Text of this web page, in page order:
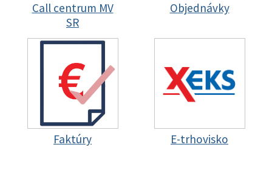
Call centrum MV
SR
Objednávky
Faktúry E-trhovisko